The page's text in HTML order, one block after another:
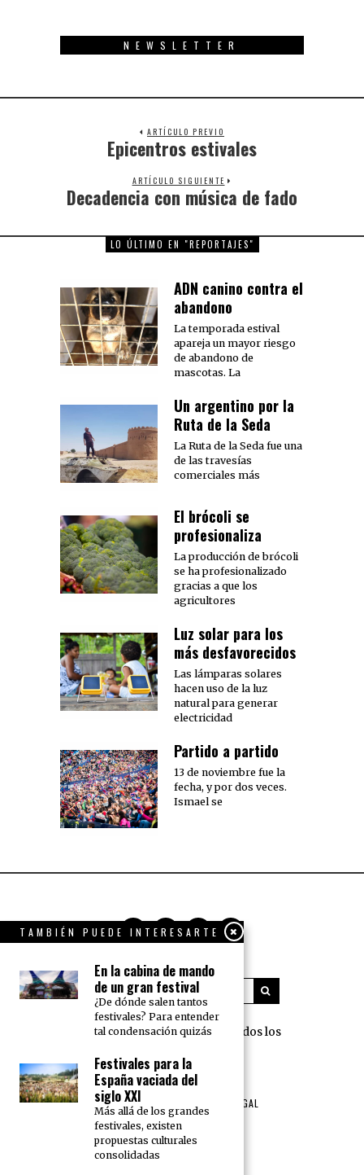
NEWSLETTER
ARTÍCULO PREVIO
Previous
Epicentros estivales
ARTÍCULO SIGUIENTE
Next
Decadencia con música de fado
LO ÚLTIMO EN "REPORTAJES"
ADN canino contra el
abandono
La temporada estival
apareja un mayor riesgo
de abandono de
mascotas. La
Un argentino por la
Ruta de la Seda
La Ruta de la Seda fue una
de las travesías
comerciales más
El brócoli se
profesionaliza
La producción de brócoli
se ha profesionalizado
gracias a que los
agricultores
Luz solar para los
más desfavorecidos
Las lámparas solares
hacen uso de la luz
natural para generar
electricidad
Partido a partido
13 de noviembre fue la
fecha, y por dos veces.
Ismael se
360 Grados Press © 2018 Todos los
NOSOTROS
PUBLICIDAD
TÉRMINOS DE USO Y AVISO LEGAL
POLÍTICA DE PRIVACIDAD
TAMBIÉN PUEDE INTERESARTE
En la cabina de mando
de un gran festival
¿De dónde salen tantos
festivales? Para entender
tal condensación quizás
Festivales para la
España vaciada del
siglo XXI
Más allá de los grandes
festivales, existen
propuestas culturales
consolidadas